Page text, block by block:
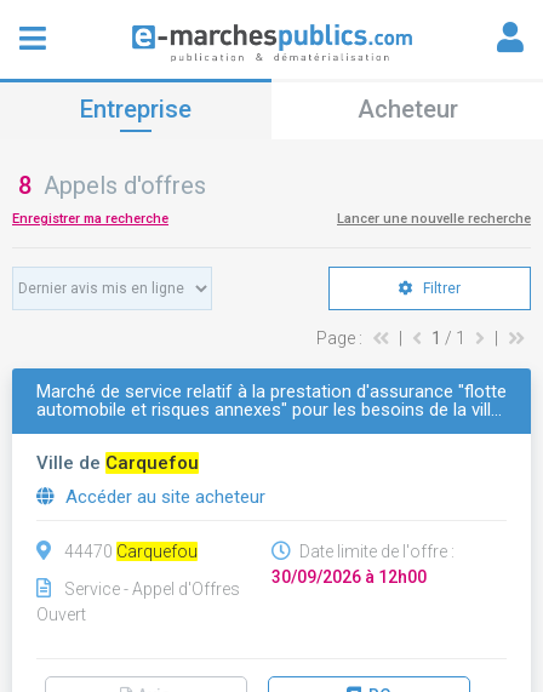
Entreprise Acheteur
8 Appels d'offres
Enregistrer ma recherche Lancer une nouvelle recherche
Filtrer
Page : 1 / 1
Marché de service relatif à la prestation d'assurance "flotte
automobile et risques annexes" pour les besoins de la vill…
Ville de Carquefou
Accéder au site acheteur
44470 Carquefou
Service - Appel d'Offres
Ouvert
Date limite de l'offre :
30/09/2026 à 12h00